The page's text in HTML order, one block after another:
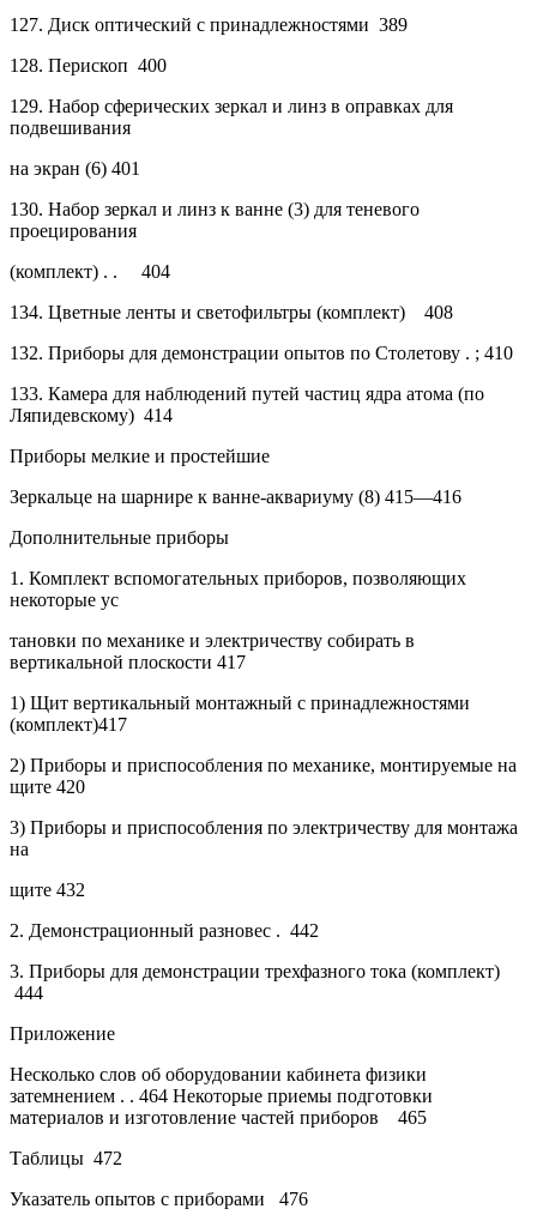
127. Диск оптический с принадлежностями 389
128. Перископ 400
129. Набор сферических зеркал и линз в оправках для
подвешивания
на экран (6) 401
130. Набор зеркал и линз к ванне (3) для теневого
проецирования
(комплект) . .
404
134. Цветные ленты и светофильтры (комплект)
408
132. Приборы для демонстрации опытов по Столетову . ; 410
133. Камера для наблюдений путей частиц ядра атома (по
Ляпидевскому) 414
Приборы мелкие и простейшие
Зеркальце на шарнире к ванне-аквариуму (8) 415—416
Дополнительные приборы
1. Комплект вспомогательных приборов, позволяющих
некоторые ус
тановки по механике и электричеству собирать в
вертикальной плоскости 417
1) Щит вертикальный монтажный с принадлежностями
(комплект)417
2) Приборы и приспособления по механике, монтируемые на
щите 420
3) Приборы и приспособления по электричеству для монтажа
на
щите 432
2. Демонстрационный разновес . 442
3. Приборы для демонстрации трехфазного тока (комплект)
444
Приложение
Несколько слов об оборудовании кабинета физики
затемнением . . 464 Некоторые приемы подготовки
материалов и изготовление частей приборов
465
Таблицы 472
Указатель опытов с приборами
476